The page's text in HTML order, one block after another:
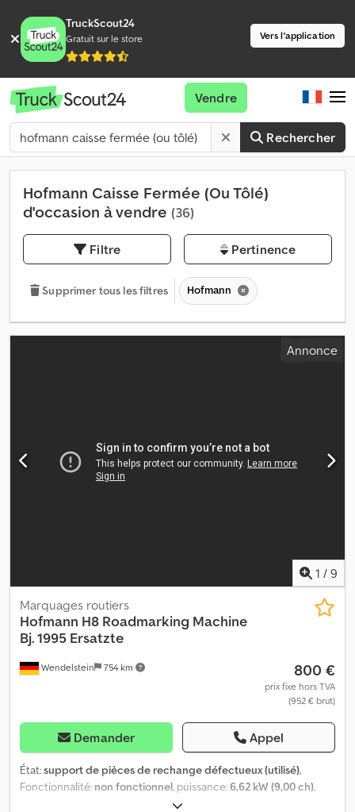
TruckScout24
Gratuit sur le store Vers l'application
Rechercher
Vendre
Hofmann Caisse Fermée (Ou Tôlé)
d'occasion à vendre (36)
Filtre Pertinence
Supprimer tous les filtres Hofmann
Annonce
1 / 9
Wendelstein 754 km
Marquages routiers
Hofmann H8 Roadmarking Machine
Bj. 1995 Ersatzte
800 €
prix fixe hors TVA
(952 € brut)
Demander Appel
État:support de pièces de rechange défectueux (utilisé),
Fonctionnalité: non fonctionnel, puissance:6,62 kW (9,00 ch),
, couleur: